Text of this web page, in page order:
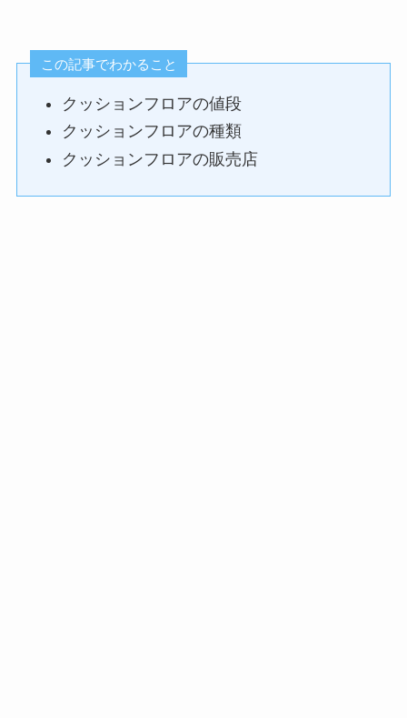
この記事でわかること
クッションフロアの値段
クッションフロアの種類
クッションフロアの販売店